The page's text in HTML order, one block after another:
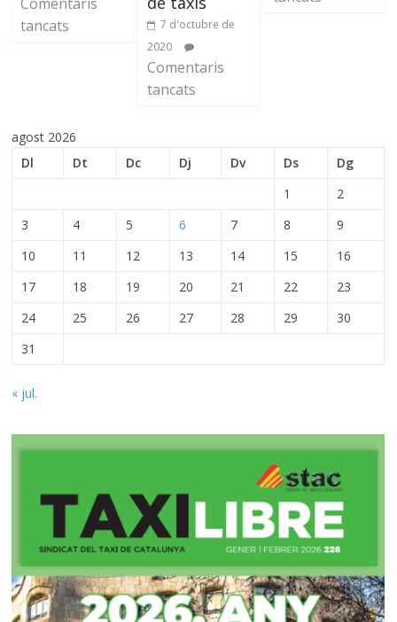
tancats
7 d'octubre de
2020
Comentaris
tancats
agost 2026
Dl
Dt Dc Dj Dv Ds
Dg
1
2
3
4 5 6 7 8
9
10
11 12 13 14 15
16
17
18 19 20 21 22
23
24
25 26 27 28 29
30
31
« jul.